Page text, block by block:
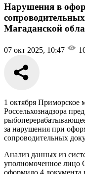
Нарушения в
Магаданской
07 окт 2025, 10:47
1 октября Приморское
Россельхознадзора
за нарушения при
сопроводительных
Анализ данных из
уполномоченное